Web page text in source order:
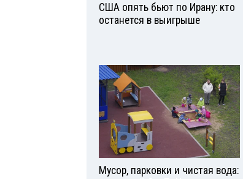
США опять бьют по Ирану: кто
останется в выигрыше
Мусор, парковки и чистая вода: